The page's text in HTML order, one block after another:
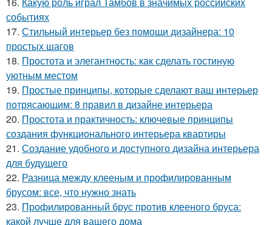
событиях
17. Стильный интерьер без помощи дизайнера: 10
простых шагов
18. Простота и элегантность: как сделать гостиную
уютным местом
19. Простые принципы, которые сделают ваш интерьер
потрясающим: 8 правил в дизайне интерьера
20. Простота и практичность: ключевые принципы
создания функционального интерьера квартиры
21. Создание удобного и доступного дизайна интерьера
для будущего
22. Разница между клееным и профилированным
брусом: все, что нужно знать
23. Профилированный брус против клееного бруса:
какой лучше для вашего дома